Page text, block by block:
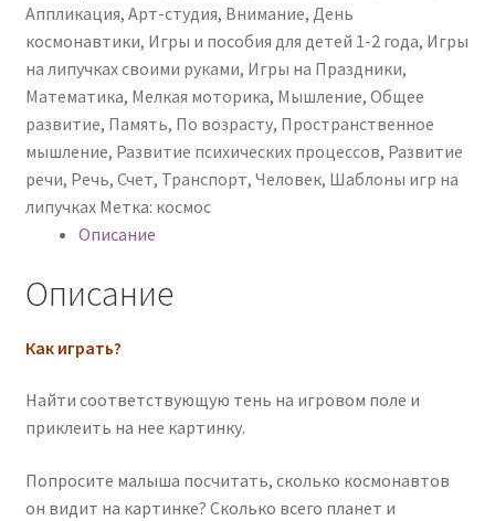
Аппликация, Арт-студия, Внимание, День
космонавтики, Игры и пособия для детей 1-2 года, Игры
на липучках своими руками, Игры на Праздники,
Математика, Мелкая моторика, Мышление, Общее
развитие, Память, По возрасту, Пространственное
мышление, Развитие психических процессов, Развитие
речи, Речь, Счет, Транспорт, Человек, Шаблоны игр на
липучках Метка: космос
Описание
Описание
Как играть?
Найти соответствующую тень на игровом поле и
приклеить на нее картинку.
Попросите малыша посчитать, сколько космонавтов
он видит на картинке? Сколько всего планет и